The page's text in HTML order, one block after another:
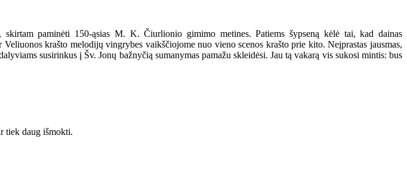
paminėti 150-ąsias M. K. Čiurlionio gimimo metines. Patiems šypseną kėlė tai, kad dainas
krašto melodijų vingrybes vaikščiojome nuo vieno scenos krašto prie kito. Neįprastas jausmas,
susirinkus į Šv. Jonų bažnyčią sumanymas pamažu skleidėsi. Jau tą vakarą vis sukosi mintis: bus
tiek daug išmokti.